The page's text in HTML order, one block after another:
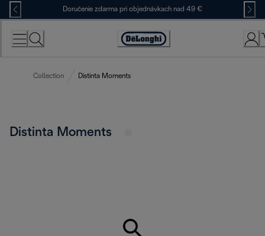
Skip
to
Content
Doručenie zdarma pri objednávkach nad 49 €
Accessibility
Collection Distinta Moments
Distinta Moments